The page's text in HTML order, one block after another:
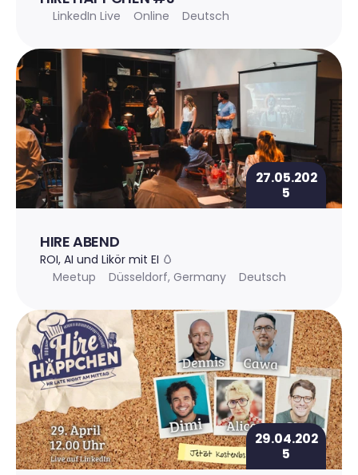
LinkedIn Live Online Deutsch
27.05.202
5
HIRE ABEND
ROI, AI und Likör mit EI 🥚
Meetup
Düsseldorf, Germany Deutsch
29.04.202
5